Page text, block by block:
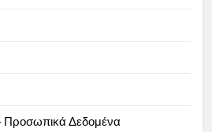
Προσωπικά Δεδομένα